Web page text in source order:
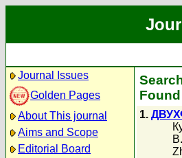
Journal Issues
Golden Pages
About This journal
Aims and Scope
Editorial Board
1.